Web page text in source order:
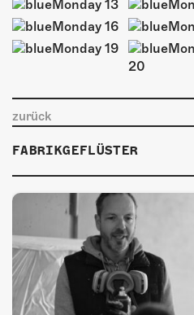
INFOS
KONTAKT
ÜBER UNS
GÖNNEREI
SHOP
MITMACHEN
zurück
FABRIKGEFLÜSTER